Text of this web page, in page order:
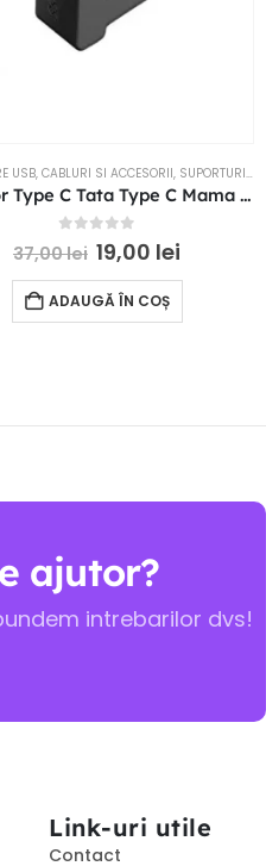
USB, CABLURI SI ACCESORII, SUPORTURI SI ACCESORII
Adaptor Type C Tata Type C Mama 90 grade
out of 5
37,00lei 19,00 lei
ADAUGĂ ÎN COȘ
ajutor?
intrebarilor dvs!
Link-uri utile
Contact